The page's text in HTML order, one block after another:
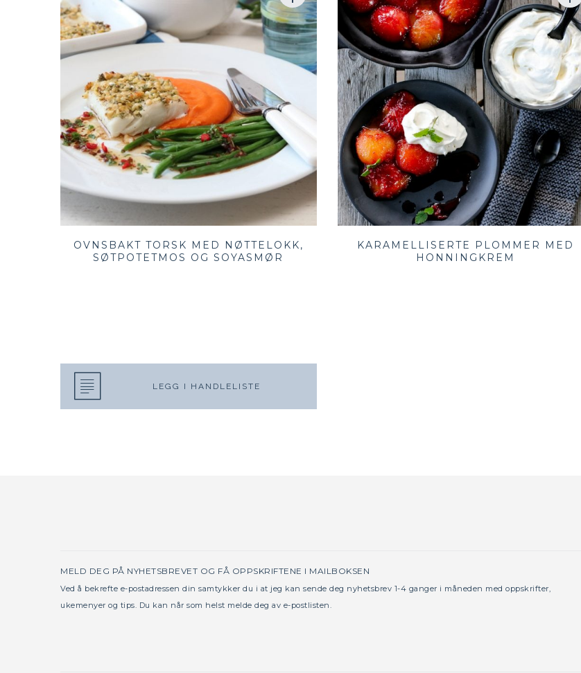
OVNSBAKT TORSK MED NØTTELOKK,
SØTPOTETMOS OG SOYASMØR
KARAMELLISERTE PLOMMER MED
HONNINGKREM
LEGG I HANDLELISTE
MELD DEG PÅ NYHETSBREVET OG FÅ OPPSKRIFTENE I MAILBOKSEN
Ved å bekrefte e-postadressen din samtykker du i at jeg kan sende deg nyhetsbrev 1-4 ganger i måneden med oppskrifter,
ukemenyer og tips. Du kan når som helst melde deg av e-postlisten.